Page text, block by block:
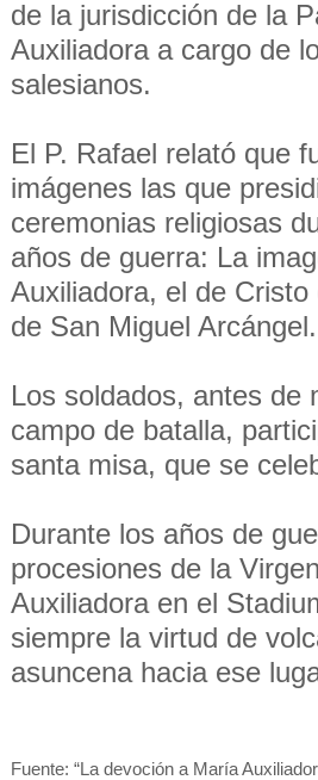
de la jurisdicción de la
Auxiliadora a cargo de
salesianos.
El P. Rafael relató que
imágenes las que
ceremonias religiosas
años de guerra: La
Auxiliadora, el de
de San Miguel Arcángel.
Los soldados, antes de
campo de batalla,
santa misa, que se
Durante los años de
procesiones de la
Auxiliadora en el
siempre la virtud de
asuncena hacia ese
Fuente: “La devoción a María